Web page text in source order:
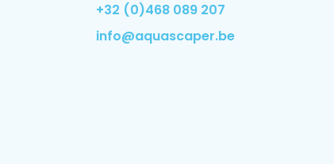
+32 (0)468 089 207
info@aquascaper.be